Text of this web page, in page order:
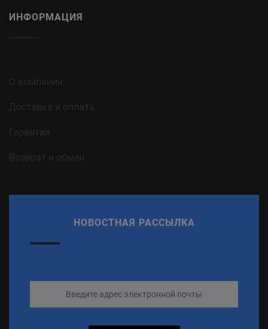
ИНФОРМАЦИЯ
О компании
Доставка и оплата
Гарантия
Возврат и обмен
НОВОСТНАЯ РАССЫЛКА